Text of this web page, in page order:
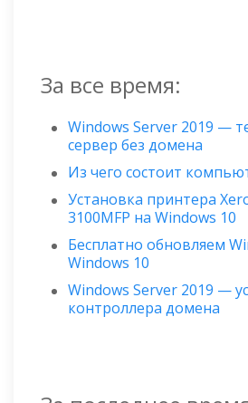
За все время:
Windows Server 2019 —
сервер без домена
Из чего состоит
Установка принтера
3100MFP на Windows 10
Бесплатно обновляем
Windows 10
Windows Server 2019 —
контроллера домена